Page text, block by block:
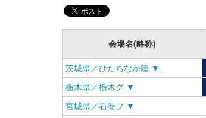
会場名(略称)
茨城県／ひたちなか陸 ▼
栃木県／栃木グ ▼
宮城県／石巻フ ▼